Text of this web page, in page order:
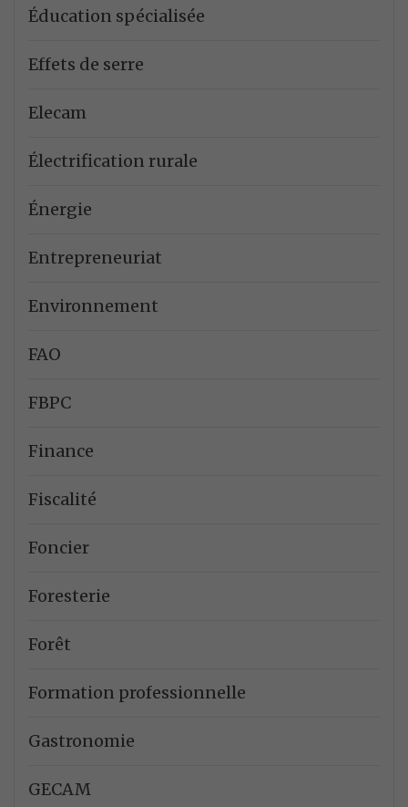
Éducation spécialisée
Effets de serre
Elecam
Électrification rurale
Énergie
Entrepreneuriat
Environnement
FAO
FBPC
Finance
Fiscalité
Foncier
Foresterie
Forêt
Formation professionnelle
Gastronomie
GECAM